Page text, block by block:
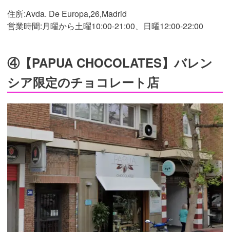
住所:Avda. De Europa,26,Madrid
営業時間:月曜から土曜10:00-21:00、日曜12:00-22:00
④【PAPUA CHOCOLATES】バレン
シア限定のチョコレート店